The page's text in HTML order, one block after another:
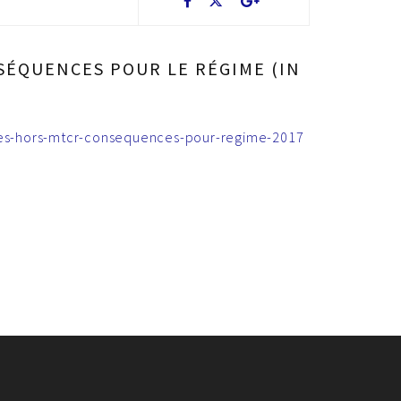
POUR LE RÉGIME (IN
mtcr-consequences-pour-regime-2017